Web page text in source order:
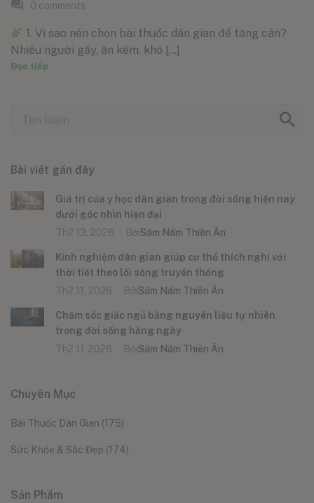
0 comments
1. Vì sao nên chọn bài thuốc dân gian để tăng cân?
Nhiều người gầy, ăn kém, khó [...]
Đọc tiếp
Bài viết gần đây
Giá trị của y học dân gian trong đời sống hiện nay
dưới góc nhìn hiện đại
Th2 13, 2026
BởiSâm Nấm Thiên Ân
Kinh nghiệm dân gian giúp cơ thể thích nghi với
thời tiết theo lối sống truyền thống
Th2 11, 2026
BởiSâm Nấm Thiên Ân
Chăm sóc giấc ngủ bằng nguyên liệu tự nhiên
trong đời sống hằng ngày
Th2 11, 2026
BởiSâm Nấm Thiên Ân
Chuyên Mục
Bài Thuốc Dân Gian (175)
Sức Khỏe & Sắc Đẹp (174)
Sản Phẩm